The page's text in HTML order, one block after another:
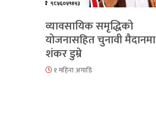
व्यावसायिक समृद्धिको
योजनासहित चुनावी मैदानमा
शंकर डुम्रे
१ महिना अगाडि